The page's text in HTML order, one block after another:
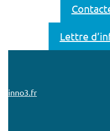
Lettre
inno3.fr